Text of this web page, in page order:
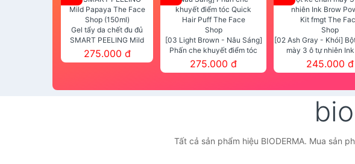
Gel tẩy da chết đu đủ
SMART PEELING Mild
Papaya The Face Shop
(150ml)
275.000 đ
[03 Light Brown - Nâu Sáng]
Phấn che khuyết điểm tóc
Quick Hair Puff The Face Shop
275.000 đ
[02 Ash Gray - Khói]
mày 3 ô tự nhiên
Powder Kit fmgt The
245.000 đ
Tất cả sản phẩm hiệu BIODERMA. Mua sản